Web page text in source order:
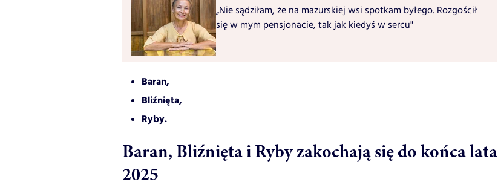
„Nie sądziłam, że na mazurskiej wsi spotkam byłego. Rozgościł
się w mym pensjonacie, tak jak kiedyś w sercu"
Baran,
Bliźnięta,
Ryby.
Baran, Bliźnięta i Ryby zakochają się do końca lata
2025